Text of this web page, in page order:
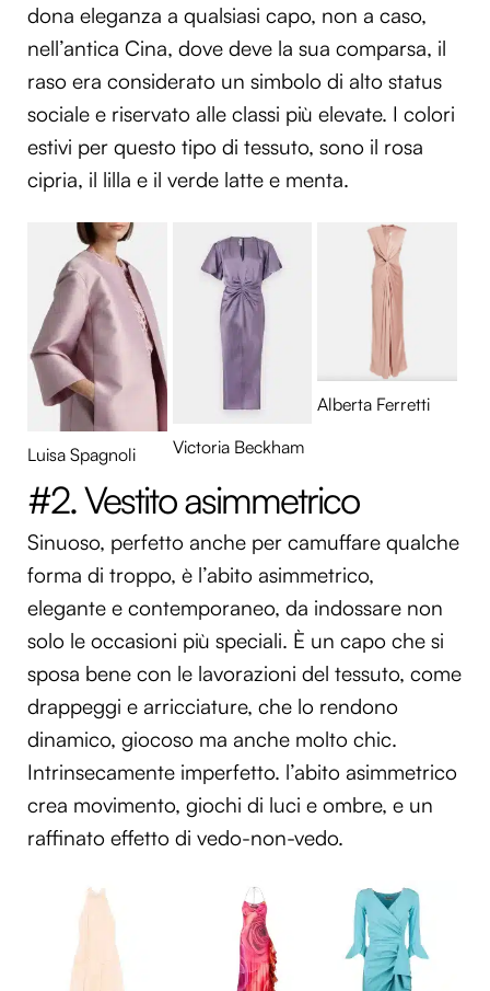
dona eleganza a qualsiasi capo, non a caso,
nell’antica Cina, dove deve la sua comparsa, il
raso era considerato un simbolo di alto status
sociale e riservato alle classi più elevate. I colori
estivi per questo tipo di tessuto, sono il rosa
cipria, il lilla e il verde latte e menta.
Luisa Spagnoli Victoria Beckham
Alberta Ferretti
#2. Vestito asimmetrico
Sinuoso, perfetto anche per camuffare qualche
forma di troppo, è l’abito asimmetrico,
elegante e contemporaneo, da indossare non
solo le occasioni più speciali. È un capo che si
sposa bene con le lavorazioni del tessuto, come
drappeggi e arricciature, che lo rendono
dinamico, giocoso ma anche molto chic.
Intrinsecamente imperfetto. l’abito asimmetrico
crea movimento, giochi di luci e ombre, e un
raffinato effetto di vedo-non-vedo.